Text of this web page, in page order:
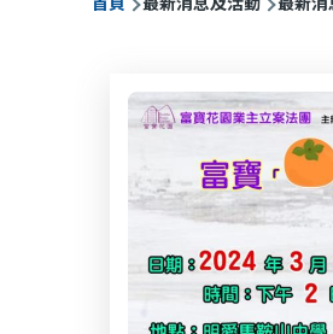
航
連
結